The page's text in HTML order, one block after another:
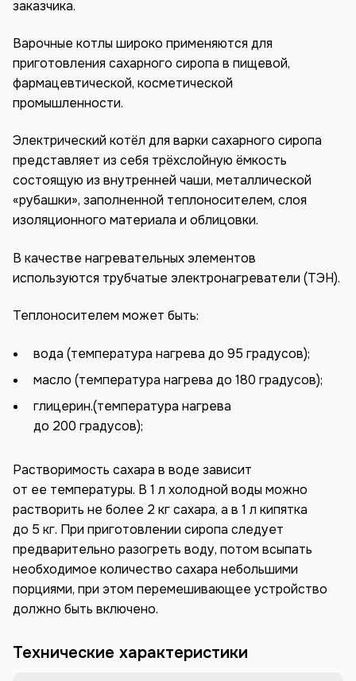
заказчика.
Варочные котлы широко применяются для
приготовления сахарного сиропа в пищевой,
фармацевтической, косметической
промышленности.
Электрический котёл для варки сахарного сиропа
представляет из себя трёхслойную ёмкость
состоящую из внутренней чаши, металлической
«рубашки», заполненной теплоносителем, слоя
изоляционного материала и облицовки.
В качестве нагревательных элементов
используются трубчатые электронагреватели (ТЭН).
Теплоносителем может быть:
вода (температура нагрева до 95 градусов);
масло (температура нагрева до 180 градусов);
глицерин.(температура нагрева
до 200 градусов);
Растворимость сахара в воде зависит
от ее температуры. В 1 л холодной воды можно
растворить не более 2 кг сахара, а в 1 л кипятка
до 5 кг. При приготовлении сиропа следует
предварительно разогреть воду, потом всыпать
необходимое количество сахара небольшими
порциями, при этом перемешивающее устройство
должно быть включено.
Технические характеристики